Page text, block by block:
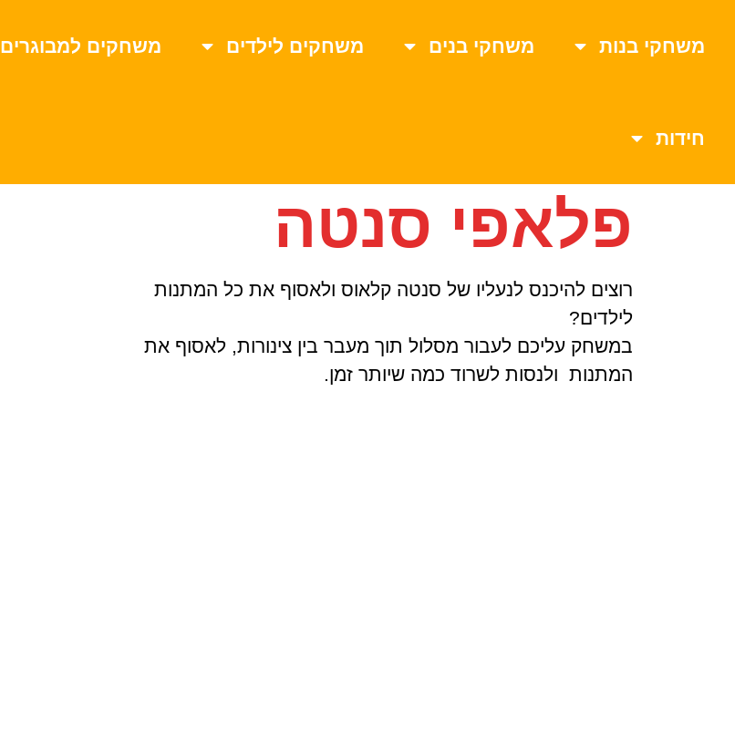
משחקי בנות משחקי בנים משחקים לילדים משחקים למבוגרים
חידות
פלאפי סנטה
רוצים להיכנס לנעליו של סנטה קלאוס ולאסוף את כל המתנות
לילדים?
במשחק עליכם לעבור מסלול תוך מעבר בין צינורות, לאסוף את
המתנות ולנסות לשרוד כמה שיותר זמן.